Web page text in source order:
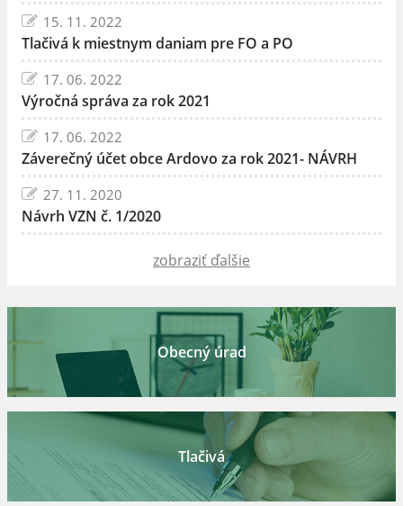
15. 11. 2022
Tlačivá k miestnym daniam pre FO a PO
17. 06. 2022
Výročná správa za rok 2021
17. 06. 2022
Záverečný účet obce Ardovo za rok 2021- NÁVRH
27. 11. 2020
Návrh VZN č. 1/2020
zobraziť ďalšie
Obecný úrad
Tlačivá